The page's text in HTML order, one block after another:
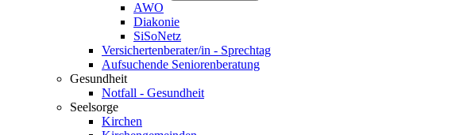
AWO
Diakonie
SiSoNetz
Versichertenberater/in - Sprechtag
Aufsuchende Seniorenberatung
Gesundheit
Notfall - Gesundheit
Seelsorge
Kirchen